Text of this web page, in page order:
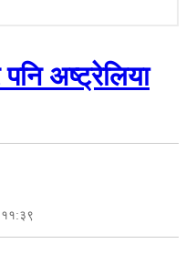
पनि अष्ट्रेलिया